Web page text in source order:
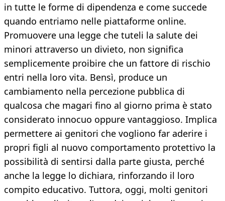
in tutte le forme di dipendenza e come succede
quando entriamo nelle piattaforme online.
Promuovere una legge che tuteli la salute dei
minori attraverso un divieto, non significa
semplicemente proibire che un fattore di rischio
entri nella loro vita. Bensì, produce un
cambiamento nella percezione pubblica di
qualcosa che magari fino al giorno prima è stato
considerato innocuo oppure vantaggioso. Implica
permettere ai genitori che vogliono far aderire i
propri figli al nuovo comportamento protettivo la
possibilità di sentirsi dalla parte giusta, perché
anche la legge lo dichiara, rinforzando il loro
compito educativo. Tuttora, oggi, molti genitori